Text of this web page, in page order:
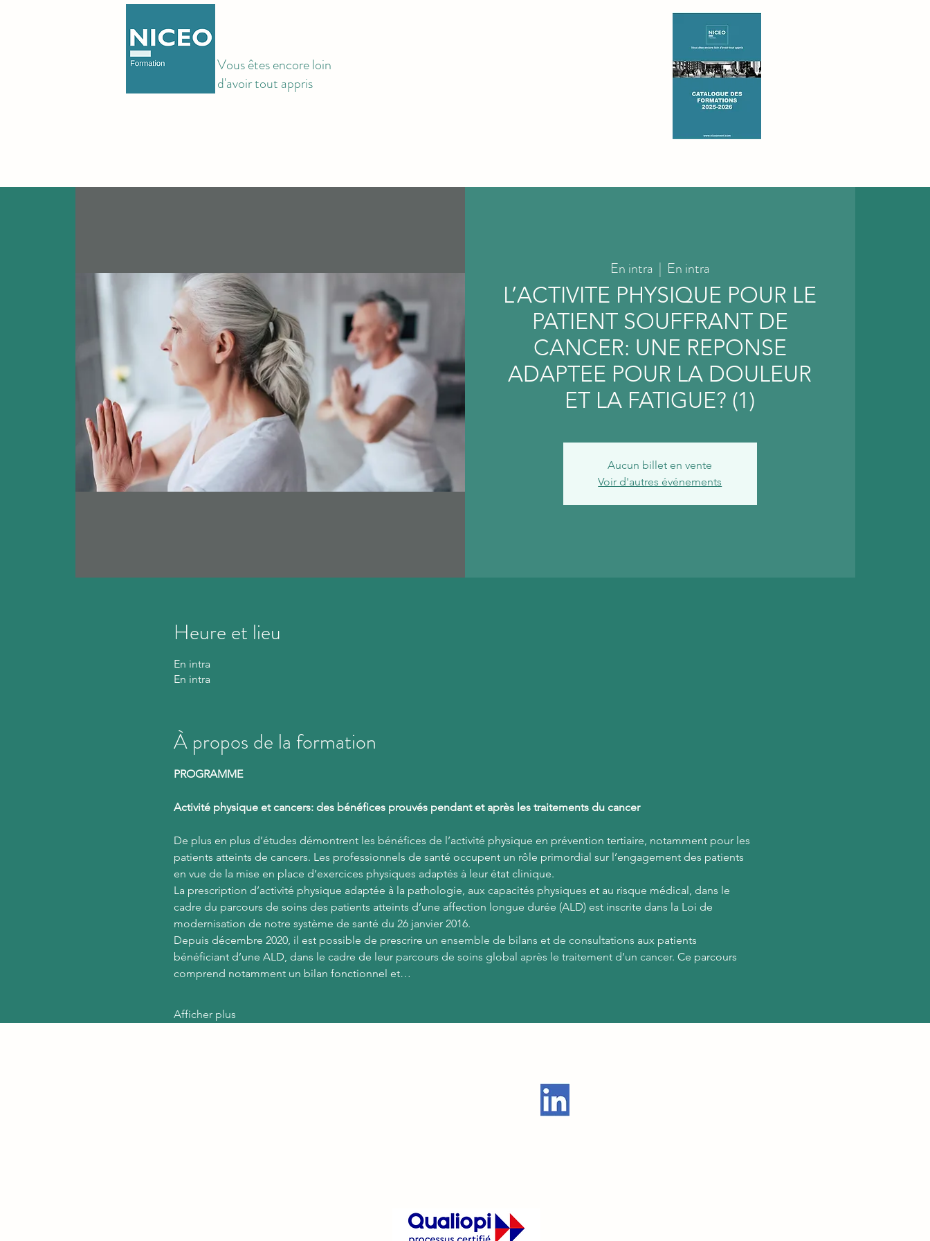
Vous êtes encore loin
d'avoir tout appris
En intra
  |
En intra
L’ACTIVITE PHYSIQUE POUR LE
PATIENT SOUFFRANT DE
CANCER: UNE REPONSE
ADAPTEE POUR LA DOULEUR
ET LA FATIGUE? (1)
Aucun billet en vente
Voir d'autres événements
Heure et lieu
En intra
En intra
À propos de la formation
PROGRAMME
Activité physique et cancers: des bénéfices prouvés pendant et après les traitements du cancer
De plus en plus d’études démontrent les bénéfices de l’activité physique en prévention tertiaire, notamment pour les
patients atteints de cancers. Les professionnels de santé occupent un rôle primordial sur l’engagement des patients
en vue de la mise en place d’exercices physiques adaptés à leur état clinique.
La prescription d’activité physique adaptée à la pathologie, aux capacités physiques et au risque médical, dans le
cadre du parcours de soins des patients atteints d’une affection longue durée (ALD) est inscrite dans la Loi de
modernisation de notre système de santé du 26 janvier 2016.
Depuis décembre 2020, il est possible de prescrire un ensemble de bilans et de consultations aux patients
bénéficiant d’une ALD, dans le cadre de leur parcours de soins global après le traitement d’un cancer. Ce parcours
comprend notamment un bilan fonctionnel et…
Afficher plus